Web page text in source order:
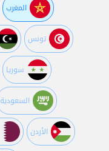
المغرب
تونس
سوريا
السعودية
اﻷردن